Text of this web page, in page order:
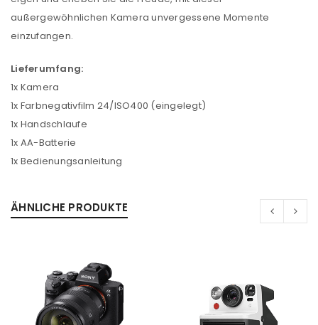
Benutzername oder E-Mail-Adresse
Passwort*
außergewöhnlichen Kamera unvergessene Momente
einzufangen.
Lieferumfang:
1x Kamera
1x Farbnegativfilm 24/ISO400 (eingelegt)
1x Handschlaufe
1x AA-Batterie
1x Bedienungsanleitung
ÄHNLICHE PRODUKTE